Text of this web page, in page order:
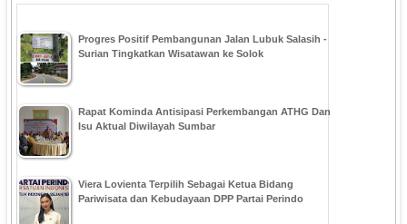
Progres Positif Pembangunan Jalan Lubuk Salasih -
Surian Tingkatkan Wisatawan ke Solok
Rapat Kominda Antisipasi Perkembangan ATHG Dan
Isu Aktual Diwilayah Sumbar
Viera Lovienta Terpilih Sebagai Ketua Bidang
Pariwisata dan Kebudayaan DPP Partai Perindo